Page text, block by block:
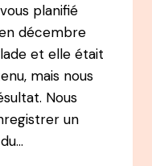
planifié
décembre
et elle était
mais nous
Nous
un